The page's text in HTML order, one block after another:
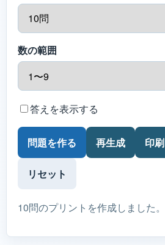
数の範囲
答えを表示する
問題を作る 再生成 印刷
リセット
10問のプリントを作成しました。